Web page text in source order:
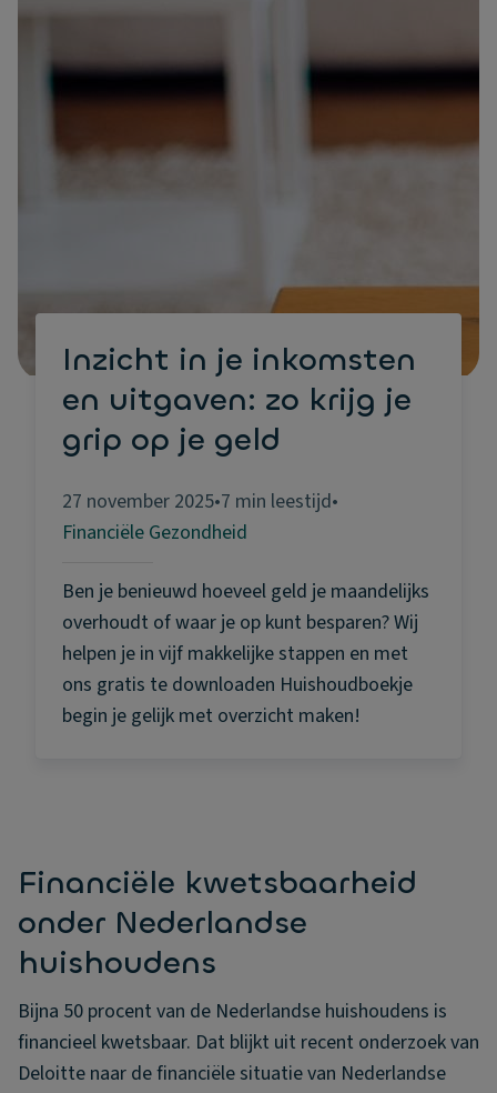
Inzicht in je inkomsten
en uitgaven: zo krijg je
grip op je geld
27 november 2025•7 min leestijd•
Financiële Gezondheid
Ben je benieuwd hoeveel geld je maandelijks
overhoudt of waar je op kunt besparen? Wij
helpen je in vijf makkelijke stappen en met
ons gratis te downloaden Huishoudboekje
begin je gelijk met overzicht maken!
Financiële kwetsbaarheid
onder Nederlandse
huishoudens
Bijna 50 procent van de Nederlandse huishoudens is
financieel kwetsbaar. Dat blijkt uit recent onderzoek van
Deloitte naar de financiële situatie van Nederlandse